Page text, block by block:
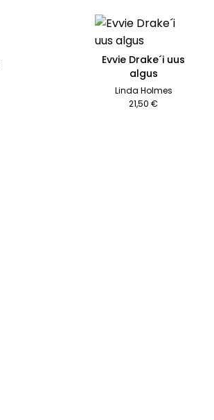
Evvie Drake´i uus
algus
Linda Holmes
21,50 €